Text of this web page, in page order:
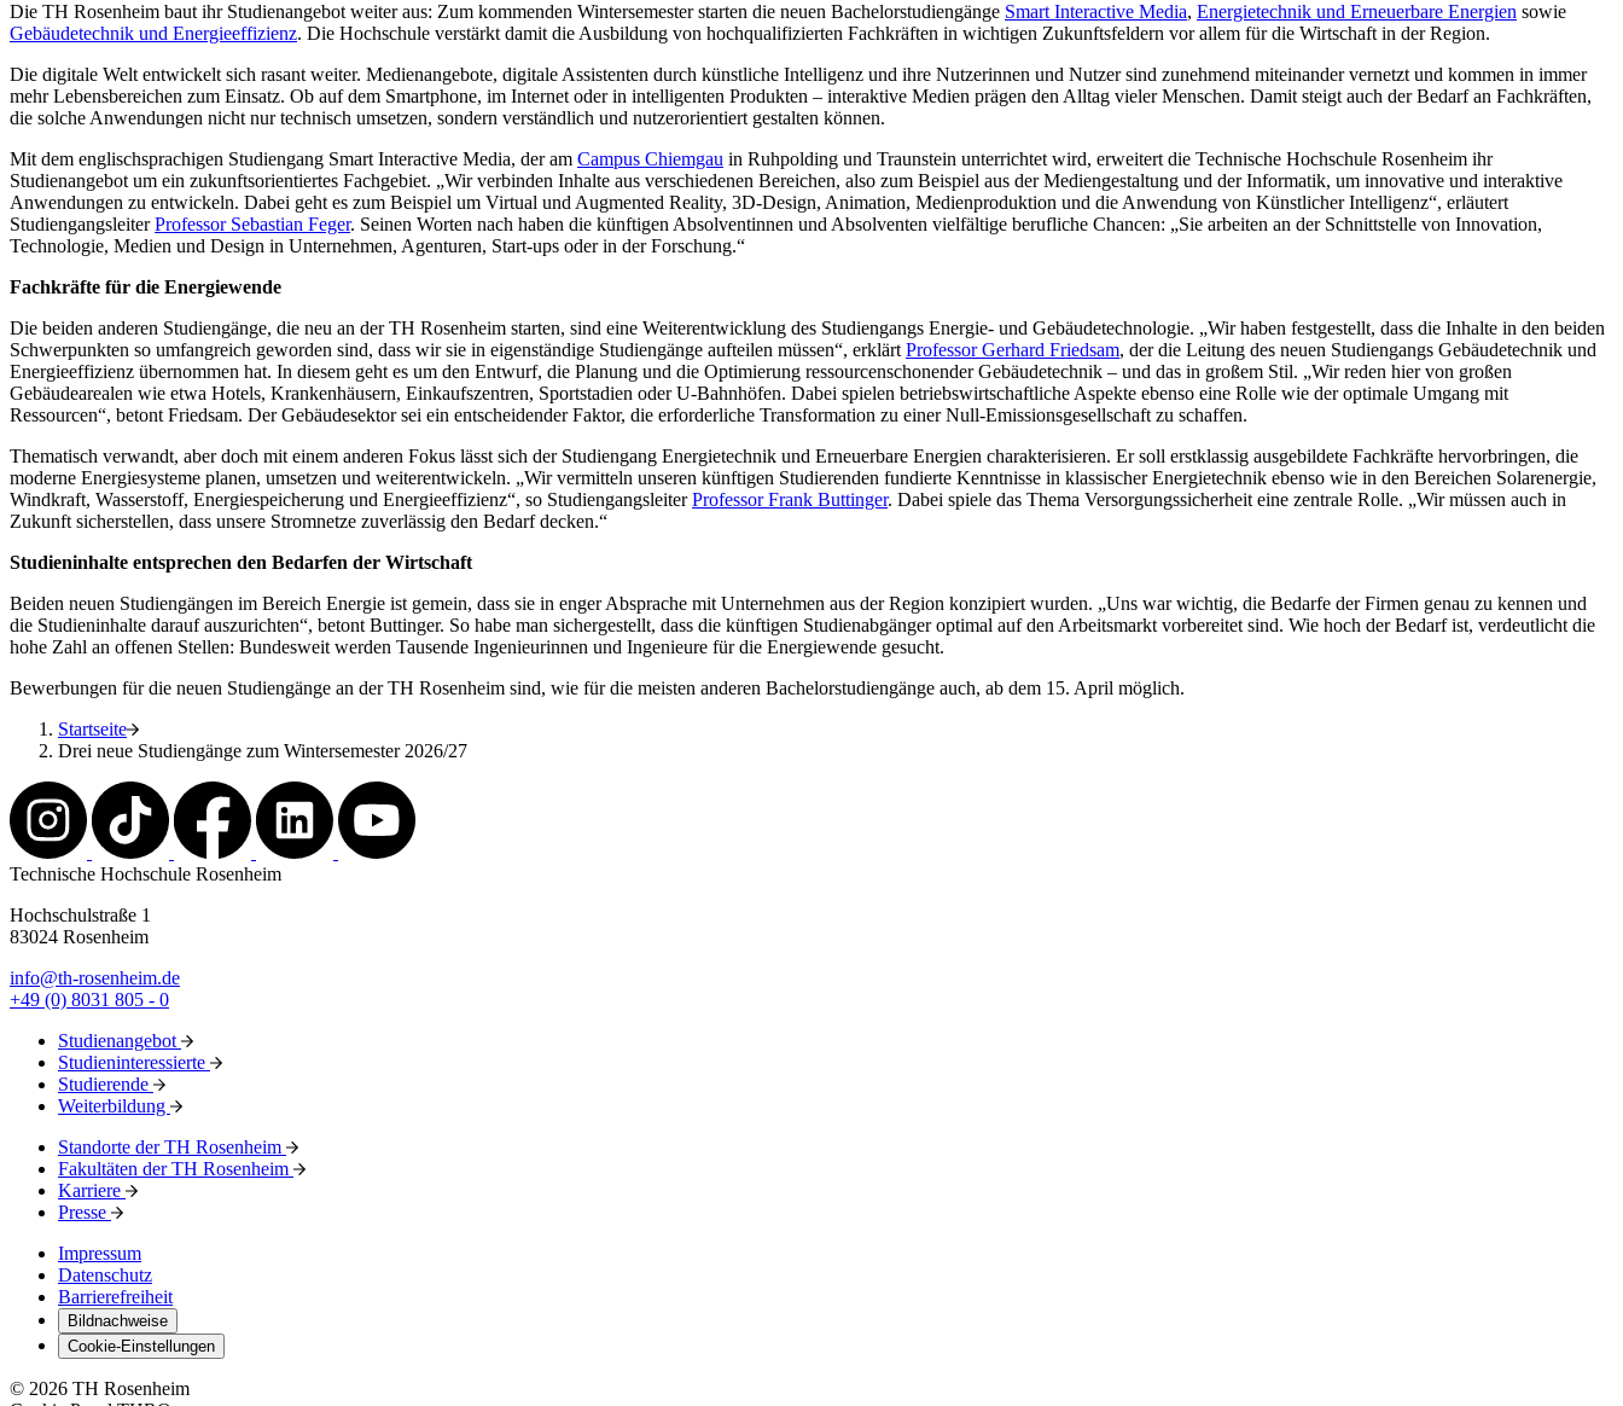
Die TH Rosenheim baut ihr Studienangebot weiter aus: Zum kommenden Wintersemester starten die neuen Bachelorstudiengänge Smart Interactive Media, Energietechnik und Erneuerbare Energien sowie
Gebäudetechnik und Energieeffizienz. Die Hochschule verstärkt damit die Ausbildung von hochqualifizierten Fachkräften in wichtigen Zukunftsfeldern vor allem für die Wirtschaft in der Region.
Die digitale Welt entwickelt sich rasant weiter. Medienangebote, digitale Assistenten durch künstliche Intelligenz und ihre Nutzerinnen und Nutzer sind zunehmend miteinander vernetzt und kommen in immer
mehr Lebensbereichen zum Einsatz. Ob auf dem Smartphone, im Internet oder in intelligenten Produkten – interaktive Medien prägen den Alltag vieler Menschen. Damit steigt auch der Bedarf an Fachkräften,
die solche Anwendungen nicht nur technisch umsetzen, sondern verständlich und nutzerorientiert gestalten können.
Mit dem englischsprachigen Studiengang Smart Interactive Media, der am Campus Chiemgau in Ruhpolding und Traunstein unterrichtet wird, erweitert die Technische Hochschule Rosenheim ihr
Studienangebot um ein zukunftsorientiertes Fachgebiet. „Wir verbinden Inhalte aus verschiedenen Bereichen, also zum Beispiel aus der Mediengestaltung und der Informatik, um innovative und interaktive
Anwendungen zu entwickeln. Dabei geht es zum Beispiel um Virtual und Augmented Reality, 3D-Design, Animation, Medienproduktion und die Anwendung von Künstlicher Intelligenz“, erläutert
StudiengangsleiterProfessor Sebastian Feger. Seinen Worten nach haben die künftigen Absolventinnen und Absolventen vielfältige berufliche Chancen: „Sie arbeiten an der Schnittstelle von Innovation,
Technologie, Medien und Design in Unternehmen, Agenturen, Start-ups oder in der Forschung.“
Fachkräfte für die Energiewende
Die beiden anderen Studiengänge, die neu an der TH Rosenheim starten, sind eine Weiterentwicklung des Studiengangs Energie- und Gebäudetechnologie. „Wir haben festgestellt, dass die Inhalte in den beiden
Schwerpunkten so umfangreich geworden sind, dass wir sie in eigenständige Studiengänge aufteilen müssen“, erklärtProfessor Gerhard Friedsam, der die Leitung des neuen Studiengangs Gebäudetechnik und
Energieeffizienz übernommen hat. In diesem geht es um den Entwurf, die Planung und die Optimierung ressourcenschonender Gebäudetechnik – und das in großem Stil. „Wir reden hier von großen
Gebäudearealen wie etwa Hotels, Krankenhäusern, Einkaufszentren, Sportstadien oder U-Bahnhöfen. Dabei spielen betriebswirtschaftliche Aspekte ebenso eine Rolle wie der optimale Umgang mit
Ressourcen“, betont Friedsam. Der Gebäudesektor sei ein entscheidender Faktor, die erforderliche Transformation zu einer Null-Emissionsgesellschaft zu schaffen.
Thematisch verwandt, aber doch mit einem anderen Fokus lässt sich der Studiengang Energietechnik und Erneuerbare Energien charakterisieren. Er soll erstklassig ausgebildete Fachkräfte hervorbringen, die
moderne Energiesysteme planen, umsetzen und weiterentwickeln. „Wir vermitteln unseren künftigen Studierenden fundierte Kenntnisse in klassischer Energietechnik ebenso wie in den Bereichen Solarenergie,
Windkraft, Wasserstoff, Energiespeicherung und Energieeffizienz“, so StudiengangsleiterProfessor Frank Buttinger. Dabei spiele das Thema Versorgungssicherheit eine zentrale Rolle. „Wir müssen auch in
Zukunft sicherstellen, dass unsere Stromnetze zuverlässig den Bedarf decken.“
Studieninhalte entsprechen den Bedarfen der Wirtschaft
Beiden neuen Studiengängen im Bereich Energie ist gemein, dass sie in enger Absprache mit Unternehmen aus der Region konzipiert wurden. „Uns war wichtig, die Bedarfe der Firmen genau zu kennen und
die Studieninhalte darauf auszurichten“, betont Buttinger. So habe man sichergestellt, dass die künftigen Studienabgänger optimal auf den Arbeitsmarkt vorbereitet sind. Wie hoch der Bedarf ist, verdeutlicht die
hohe Zahl an offenen Stellen: Bundesweit werden Tausende Ingenieurinnen und Ingenieure für die Energiewende gesucht.
Bewerbungen für die neuen Studiengänge an der TH Rosenheim sind, wie für die meisten anderen Bachelorstudiengänge auch, ab dem 15. April möglich.
Startseite
Drei neue Studiengänge zum Wintersemester 2026/27
Technische Hochschule Rosenheim
Hochschulstraße 1
83024 Rosenheim
info@th-rosenheim.de
+49 (0) 8031 805 - 0
Studienangebot
Studieninteressierte
Studierende
Weiterbildung
Standorte der TH Rosenheim
Fakultäten der TH Rosenheim
Karriere
Presse
Impressum
Datenschutz
Barrierefreiheit
Bildnachweise
Cookie-Einstellungen
© 2026 TH Rosenheim